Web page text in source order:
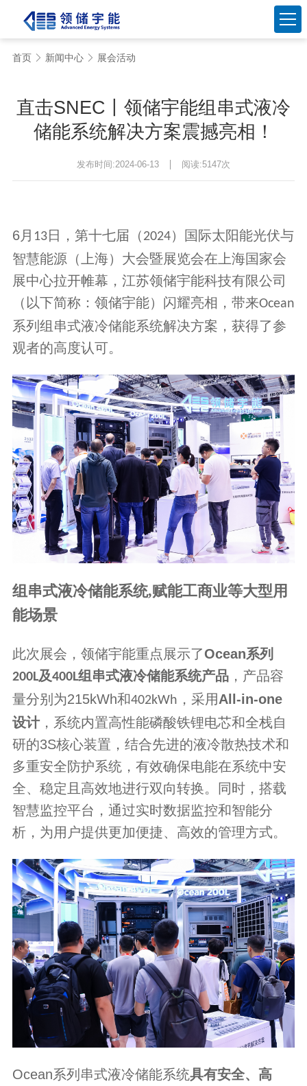
直击SNEC丨领储宇能组串式液冷
储能系统解决方案震撼亮相！
发布时间:2024-06-13 阅读:5147次
6月 13日，第十七届（ 2024）国际太阳能光伏与
智慧能源（上海）大会暨展览会在上海国家会
展中心拉开帷幕，江苏领储宇能科技有限公司
（以下简称：领储宇能）闪耀亮相，带来Ocean
系列组串式液冷储能系统解决方案，获得了参
观者的高度认可。
组串式液冷储能系统,赋能工商业等大型用
能场景
此次展会，领储宇能重点展示了Ocean系列
200L及400L组串式液冷储能系统产品，产品容
量分别为215kWh和402kWh ，采用All-in-one
设计，系统内置高性能磷酸铁锂电芯和全栈自
研的3S核心装置，结合先进的液冷散热技术和
多重安全防护系统，有效确保电能在系统中安
全、稳定且高效地进行双向转换。同时，搭载
智慧监控平台，通过实时数据监控和智能分
析，为用户提供更加便捷、高效的管理方式。
Ocean系列串式液冷储能系统具有安全、高